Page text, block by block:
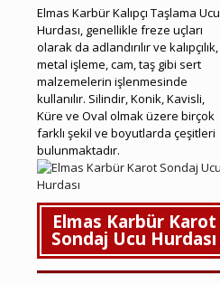
Elmas Karbür Kalıpçı Taşlama Ucu
Hurdası, genellikle freze uçları
olarak da adlandırılır ve kalıpçılık,
metal işleme, cam, taş gibi sert
malzemelerin işlenmesinde
kullanılır. Silindir, Konik, Kavisli,
Küre ve Oval olmak üzere birçok
farklı şekil ve boyutlarda çeşitleri
bulunmaktadır.
Elmas Karbür Karot
Sondaj Ucu Hurdası